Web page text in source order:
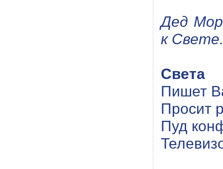
Дед
к
Света
Пишет
Просит
Пуд